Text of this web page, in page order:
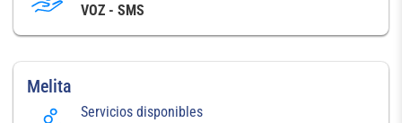
VOZ - SMS
Melita
Servicios disponibles